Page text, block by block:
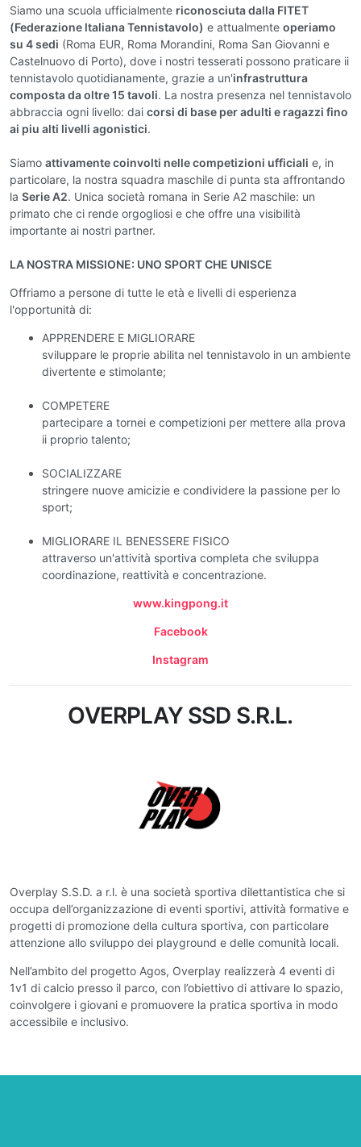
Siamo una scuola ufficialmente riconosciuta dalla FITET
(Federazione ltaliana Tennistavolo) e attualmente operiamo
su 4 sedi (Roma EUR, Roma Morandini, Roma San Giovanni e
Castelnuovo di Porto), dove i nostri tesserati possono praticare ii
tennistavolo quotidianamente, grazie a un'infrastruttura
composta da oltre 15 tavoli. La nostra presenza nel tennistavolo
abbraccia ogni livello: dai corsi di base per adulti e ragazzi fino
ai piu alti livelli agonistici.
Siamo attivamente coinvolti nelle competizioni ufficiali e, in
particolare, la nostra squadra maschile di punta sta affrontando
la Serie A2. Unica società romana in Serie A2 maschile: un
primato che ci rende orgogliosi e che offre una visibilità
importante ai nostri partner.
LA NOSTRA MISSIONE: UNO SPORT CHE UNISCE
Offriamo a persone di tutte le età e livelli di esperienza
l'opportunità di:
APPRENDERE E MIGLIORARE
sviluppare le proprie abilita nel tennistavolo in un ambiente
divertente e stimolante;
COMPETERE
partecipare a tornei e competizioni per mettere alla prova
ii proprio talento;
SOCIALIZZARE
stringere nuove amicizie e condividere la passione per lo
sport;
MIGLIORARE IL BENESSERE FISICO
attraverso un'attività sportiva completa che sviluppa
coordinazione, reattività e concentrazione.
www.kingpong.it
Facebook
Instagram
OVERPLAY SSD S.R.L.
Overplay S.S.D. a r.l. è una società sportiva dilettantistica che si
occupa dell’organizzazione di eventi sportivi, attività formative e
progetti di promozione della cultura sportiva, con particolare
attenzione allo sviluppo dei playground e delle comunità locali.
Nell’ambito del progetto Agos, Overplay realizzerà 4 eventi di
1v1 di calcio presso il parco, con l’obiettivo di attivare lo spazio,
coinvolgere i giovani e promuovere la pratica sportiva in modo
accessibile e inclusivo.